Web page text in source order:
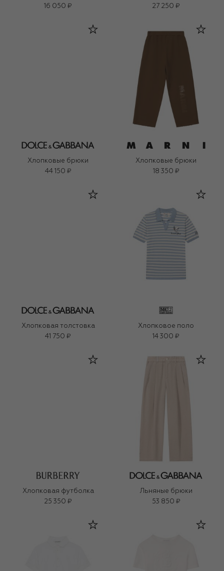
16 050 ₽
27 250 ₽
Хлопковые брюки
44 150 ₽
Хлопковые брюки
18 350 ₽
Хлопковая толстовка
41 750 ₽
Хлопковое поло
14 300 ₽
Хлопковая футболка
25 350 ₽
Льняные брюки
53 850 ₽